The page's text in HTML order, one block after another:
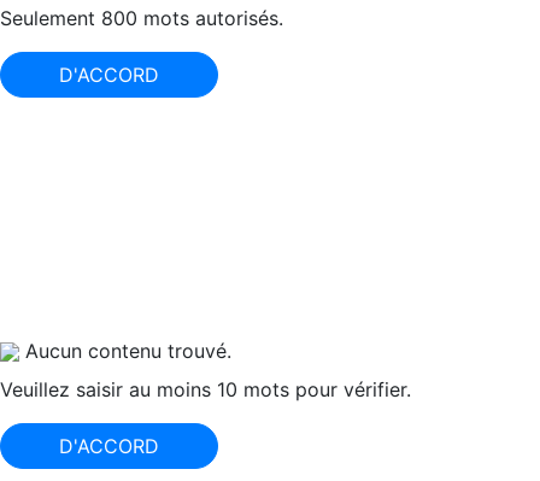
Seulement 800 mots autorisés.
D'ACCORD
Aucun contenu trouvé.
Veuillez saisir au moins 10 mots pour vérifier.
D'ACCORD